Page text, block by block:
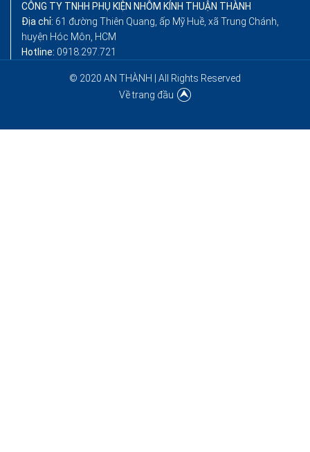
CÔNG TY TNHH PHỤ KIỆN NHÔM KÍNH THUẬN THÀNH
Địa chỉ: 61 đường Thiên Quang, ấp Mỹ Huề, xã Trung Chánh,
huyện Hóc Môn, HCM
Hotline: 0918.297.721
© 2020 AN THÀNH | All Rights Reserved
Về trang đầu